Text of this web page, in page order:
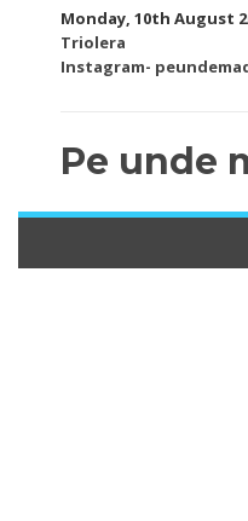
Monday, 10th August
Triolera
Instagram-
Pe unde